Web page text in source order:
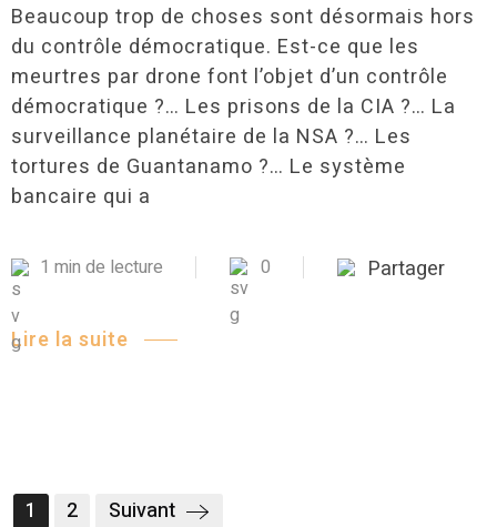
Beaucoup trop de choses sont désormais hors
du contrôle démocratique. Est-ce que les
meurtres par drone font l’objet d’un contrôle
démocratique ?… Les prisons de la CIA ?… La
surveillance planétaire de la NSA ?… Les
tortures de Guantanamo ?… Le système
bancaire qui a
1 min de lecture 0 Partager
Lire la suite
1 2 Suivant